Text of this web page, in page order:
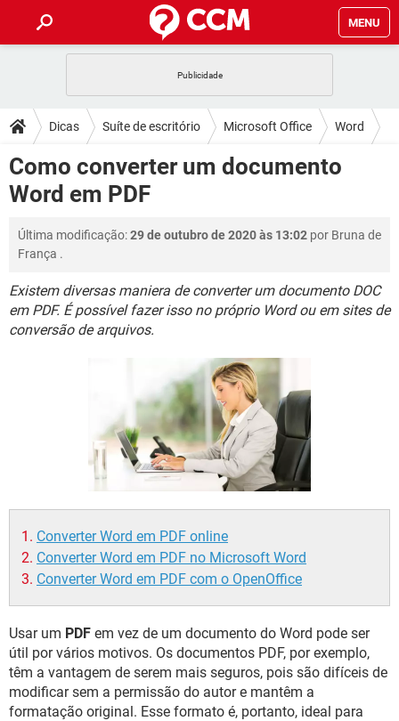
MENU
CELULAR FACEBOOK
OUTLOOK EXCEL
INSTAGRAM
DICAS
JOGOS
CELULAR FACEBOOK
INSTAGRAM GMAIL
DOWNLOADS
JOGOS
OUTLOOK
INSTAGRAM GMAIL
GUIA DE COMPRAS
FÓRUM
JOGOS WHATSAPP
OUTLOOK EXCEL
INSTAGRAM
GLOSSÁRIO
JOGOS WHATSAPP
CELULAR FACEBOOK
GMAIL
Dicas Suíte de escritório Microsoft Office Word
Como converter um documento
Word em PDF
Última modificação:29 de outubro de 2020 às 13:02 por Bruna de
França .
Existem diversas maniera de converter um documento DOC
em PDF. É possível fazer isso no próprio Word ou em sites de
conversão de arquivos.
Converter Word em PDF online
Converter Word em PDF no Microsoft Word
Converter Word em PDF com o OpenOffice
Usar um PDF em vez de um documento do Word pode ser
útil por vários motivos. Os documentos PDF, por exemplo,
têm a vantagem de serem mais seguros, pois são difíceis de
modificar sem a permissão do autor e mantêm a
formatação original. Esse formato é, portanto, ideal para